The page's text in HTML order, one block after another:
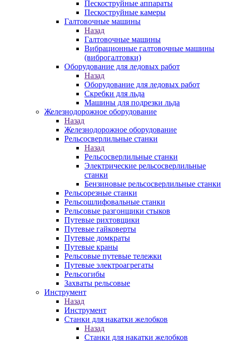
Пескоструйные аппараты
Пескоструйные камеры
Галтовочные машины
Назад
Галтовочные машины
Вибрационные галтовочные машины
(виброгалтовки)
Оборудование для ледовых работ
Назад
Оборудование для ледовых работ
Скребки для льда
Машины для подрезки льда
Железнодорожное оборудование
Назад
Железнодорожное оборудование
Рельсосверлильные станки
Назад
Рельсосверлильные станки
Электрические рельсосверлильные
станки
Бензиновые рельсосверлильные станки
Рельсорезные станки
Рельсошлифовальные станки
Рельсовые разгонщики стыков
Путевые рихтовщики
Путевые гайковерты
Путевые домкраты
Путевые краны
Рельсовые путевые тележки
Путевые электроагрегаты
Рельсогибы
Захваты рельсовые
Инструмент
Назад
Инструмент
Станки для накатки желобков
Назад
Станки для накатки желобков